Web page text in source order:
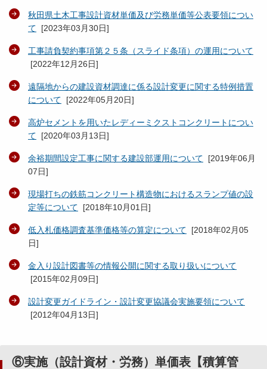
秋田県土木工事設計資材単価及び労務単価等公表要領につい
て [2023年03月30日]
工事請負契約事項第２５条（スライド条項）の運用について
[2022年12月26日]
遠隔地からの建設資材調達に係る設計変更に関する特例措置
について [2022年05月20日]
高炉セメントを用いたレディーミクストコンクリートについ
て [2020年03月13日]
余裕期間設定工事に関する建設部運用について [2019年06月
07日]
現場打ちの鉄筋コンクリート構造物におけるスランプ値の設
定等について [2018年10月01日]
低入札価格調査基準価格等の算定について [2018年02月05
日]
金入り設計図書等の情報公開に関する取り扱いについて
[2015年02月09日]
設計変更ガイドライン・設計変更協議会実施要領について
[2012年04月13日]
⑥実施（設計資材・労務）単価表【積算管